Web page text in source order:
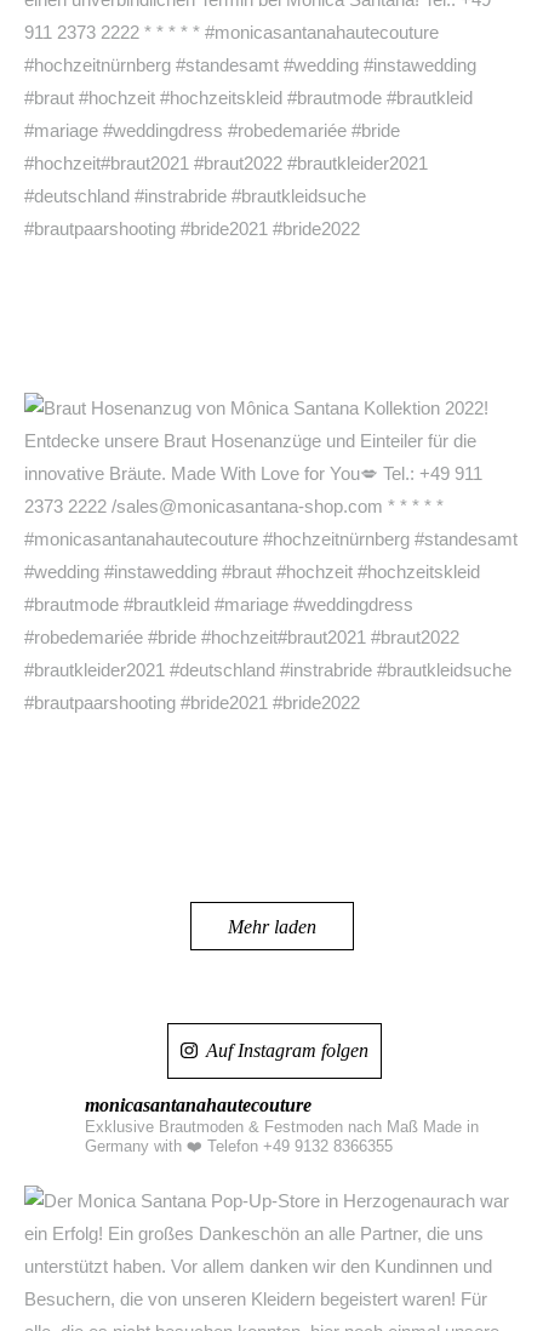
Mehr laden
Auf Instagram folgen
monicasantanahautecouture
Exklusive Brautmoden & Festmoden nach Maß Made in
Germany with ❤️ Telefon +49 9132 8366355